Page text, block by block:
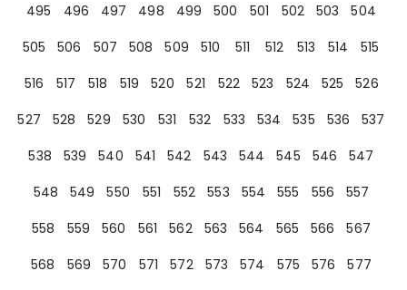
495
496 497 498 499 500 501 502 503
504
505
506 507 508 509 510 511 512 513 514
515
516
517 518 519 520 521 522 523 524 525
526
527
528 529 530 531 532 533 534 535 536
537
538
539 540 541 542 543 544 545 546
547
548
549 550 551 552 553 554 555 556
557
558
559 560 561 562 563 564 565 566
567
568
569 570 571 572 573 574 575 576
577